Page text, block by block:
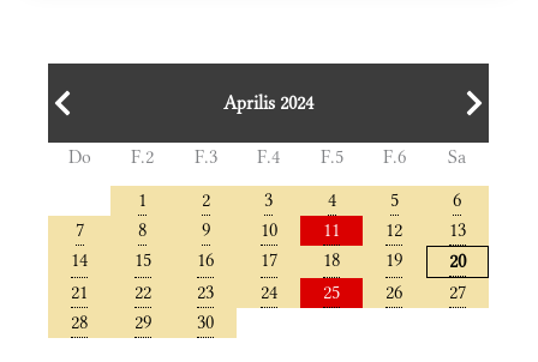
Aprilis 2024
Do F.2 F.3 F.4 F.5 F.6
Sa
1
2 3 4 5
6
7
8 9 10 11 12
13
14
15 16 17 18 19
20
21
22 23 24 25 26
27
28
29 30